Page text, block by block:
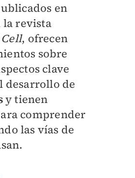
en
la revista
, ofrecen
sobre
clave
desarrollo de
y tienen
comprender
las vías de